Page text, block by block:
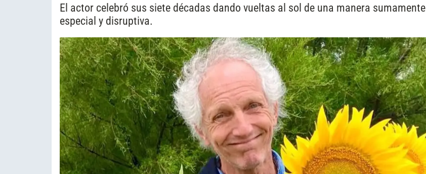
El actor celebró sus siete décadas dando vueltas al sol de una manera sumamente
especial y disruptiva.